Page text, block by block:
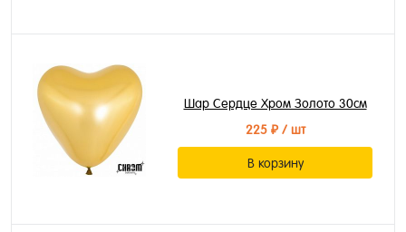
Шар Сердце Хром Золото 30см
225 ₽/ шт
В корзину